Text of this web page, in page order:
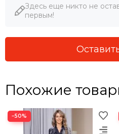
Здесь еще никто не
первым!
Похожие
−50%